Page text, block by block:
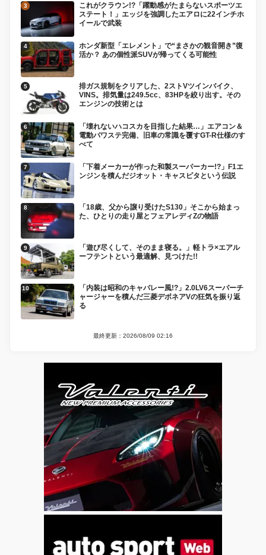
これがクラウン!?「躍動感がたまらないスポーツエ
ステート！」エッジを強調したエアロに22インチホ
イールで武装
ホンダ新型「エレメント」で“まさかの観音開き”復
活か？ あの個性派SUVが帰ってくる可能性
排ガス規制をクリアした、2ストVツインバイク、
VINS。排気量は249.5cc、83HPを絞り出す。その
エンジンの技術とは
「壊れないハコスカを目指した結果…」エアコン＆
電動パワステ完備、旧車の常識を覆すGT-R仕様のす
べて
「下着メーカーが作った和製スーパーカー!?」F1エ
ンジンを積んだジオット・キャスピタという伝説
「18歳、父から譲り受けたS130」そこから始まっ
た、ひとりの走り屋とフェアレディZの物語
「遊び尽くして、そのまま寝る。」軽トラ×エアル
ーフテントという最適解、見つけた!!
「内装は昭和のキャバレー風!?」2.0LV6スーパーチ
ャージャーを積んだ三菱デボネアVの狂気を振り返
る
最終更新：2026/08/09 02:16